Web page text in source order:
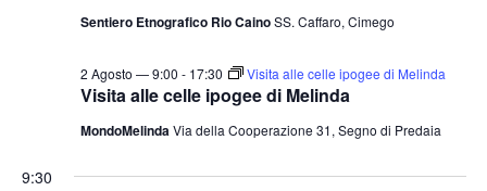
r
a
g
t
Sentiero Etnografico Rio CainoSS. Caffaro, Cimego
Visita alle celle ipogee di Melinda
2 Agosto — 9:00 - 17:30 Visita alle celle ipogee di Melinda
MondoMelindaVia della Cooperazione 31, Segno di Predaia
9:30